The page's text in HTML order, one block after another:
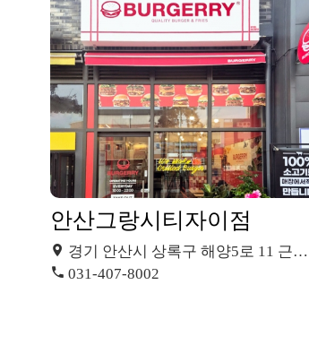
안산그랑시티자이점
경기 안산시 상록구 해양5로 11 근린생활시설동 137호
031-407-8002